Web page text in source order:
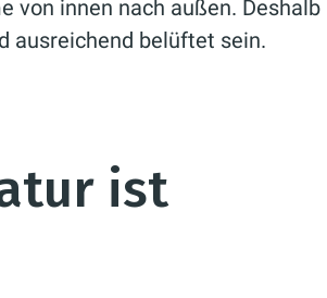
von innen nach außen. Deshalb
ausreichend belüftet sein.
ist